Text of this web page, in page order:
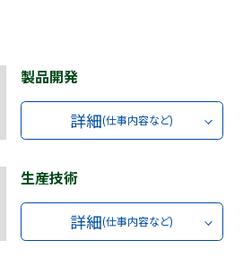
製品開発
詳細(仕事内容など)
生産技術
詳細(仕事内容など)